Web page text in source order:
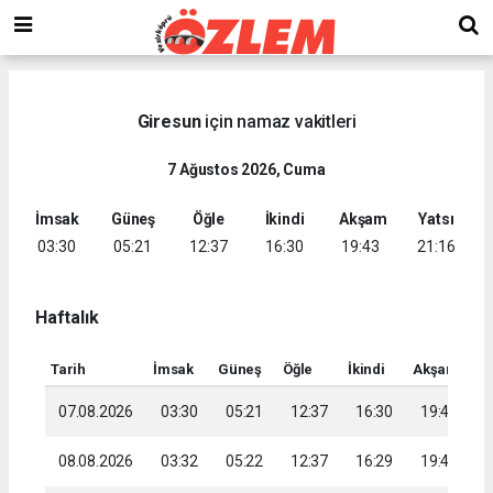
Giresuniçin namaz vakitleri
7 Ağustos 2026, Cuma
İmsak
03:30
Güneş
05:21
Öğle
12:37
İkindi
16:30
Akşam
19:43
Yatsı
21:16
Haftalık
Tarih İmsak Güneş Öğle İkindi Akşam
07.08.2026 03:30 05:21 12:37 16:30 19:43
08.08.2026 03:32 05:22 12:37 16:29 19:41